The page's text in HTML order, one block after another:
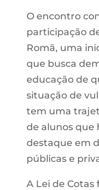
O encontro
participação
Romã, uma
que busca
educação de
situação de
tem uma
de alunos que
destaque em
públicas e
A Lei de Cotas